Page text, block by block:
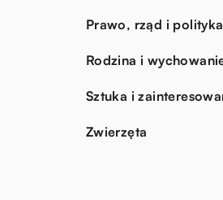
Prawo, rząd i polityka
Rodzina i
Sztuka i
Zwierzęta